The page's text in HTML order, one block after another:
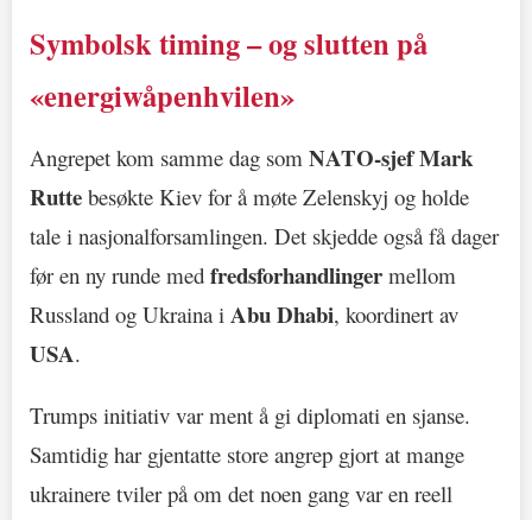
Symbolsk timing – og slutten på
«energiwåpenhvilen»
Angrepet kom samme dag som NATO-sjef Mark
Rutte besøkte Kiev for å møte Zelenskyj og holde
tale i nasjonalforsamlingen. Det skjedde også få dager
før en ny runde med fredsforhandlinger mellom
Russland og Ukraina i Abu Dhabi, koordinert av
USA.
Trumps initiativ var ment å gi diplomati en sjanse.
Samtidig har gjentatte store angrep gjort at mange
ukrainere tviler på om det noen gang var en reell